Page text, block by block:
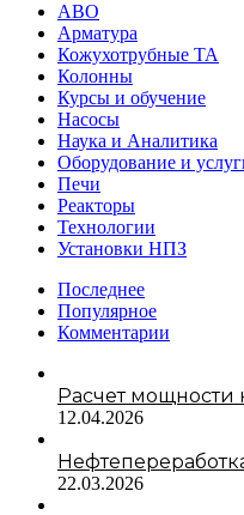
АВО
Арматура
Кожухотрубные ТА
Колонны
Курсы и обучение
Насосы
Наука и Аналитика
Оборудование и
Печи
Реакторы
Технологии
Установки НПЗ
Последнее
Популярное
Комментарии
Расчет мощности
12.04.2026
22.03.2026